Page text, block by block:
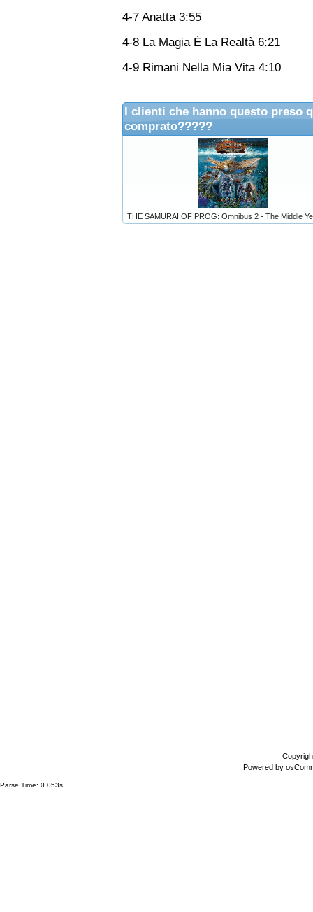
4-7 Anatta 3:55
4-8 La Magia È La Realtà 6:21
4-9 Rimani Nella Mia Vita 4:10
I clienti che hanno questo preso
comprato?????
THE SAMURAI OF PROG: Omnibus 2 - The Middle
Powered by
Parse Time: 0.053s